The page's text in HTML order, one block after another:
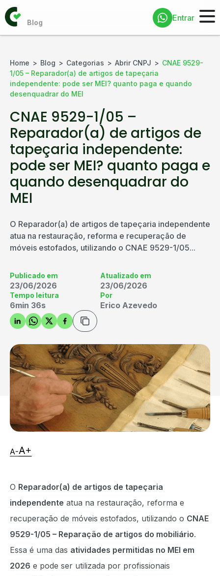
Entrar
Home Blog Categorias Abrir CNPJ
CNAE 9529-
1/05 – Reparador(a) de artigos de tapeçaria
independente: pode ser MEI? quanto paga e quando
desenquadrar do MEI
CNAE 9529-1/05 –
Reparador(a) de artigos de
tapeçaria independente:
pode ser MEI? quanto paga e
quando desenquadrar do
MEI
O Reparador(a) de artigos de tapeçaria independente
atua na restauração, reforma e recuperação de
móveis estofados, utilizando o CNAE 9529-1/05...
Publicado em
23/06/2026
Atualizado em
23/06/2026
Tempo leitura
6min 36s
Por
Erico Azevedo
O Reparador(a) de artigos de tapeçaria
independente atua na restauração, reforma e
recuperação de móveis estofados, utilizando o CNAE
9529-1/05 – Reparação de artigos do mobiliário.
Essa é uma das atividades permitidas no MEI em
2026 e pode ser utilizada por profissionais